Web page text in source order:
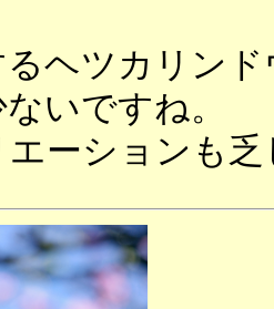
ヘツカリンド
いですね。
ーションも